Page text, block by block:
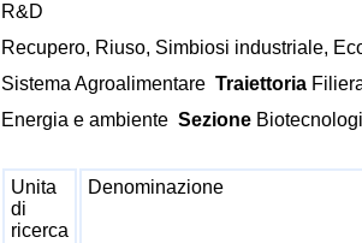
R&D
Recupero, Riuso, Simbiosi industriale,
Sistema Agroalimentare Traiettoria
Energia e ambiente Sezione
Unita
di
ricerca
Denominazione